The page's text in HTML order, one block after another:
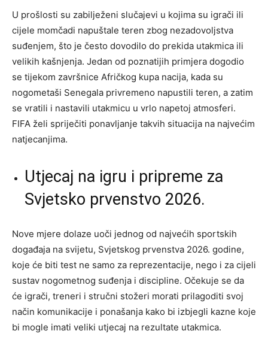
U prošlosti su zabilježeni slučajevi u kojima su igrači ili
cijele momčadi napuštale teren zbog nezadovoljstva
suđenjem, što je često dovodilo do prekida utakmica ili
velikih kašnjenja. Jedan od poznatijih primjera dogodio
se tijekom završnice Afričkog kupa nacija, kada su
nogometaši Senegala privremeno napustili teren, a zatim
se vratili i nastavili utakmicu u vrlo napetoj atmosferi.
FIFA želi spriječiti ponavljanje takvih situacija na najvećim
natjecanjima.
Utjecaj na igru i pripreme za
Svjetsko prvenstvo 2026.
Nove mjere dolaze uoči jednog od najvećih sportskih
događaja na svijetu, Svjetskog prvenstva 2026. godine,
koje će biti test ne samo za reprezentacije, nego i za cijeli
sustav nogometnog suđenja i discipline. Očekuje se da
će igrači, treneri i stručni stožeri morati prilagoditi svoj
način komunikacije i ponašanja kako bi izbjegli kazne koje
bi mogle imati veliki utjecaj na rezultate utakmica.